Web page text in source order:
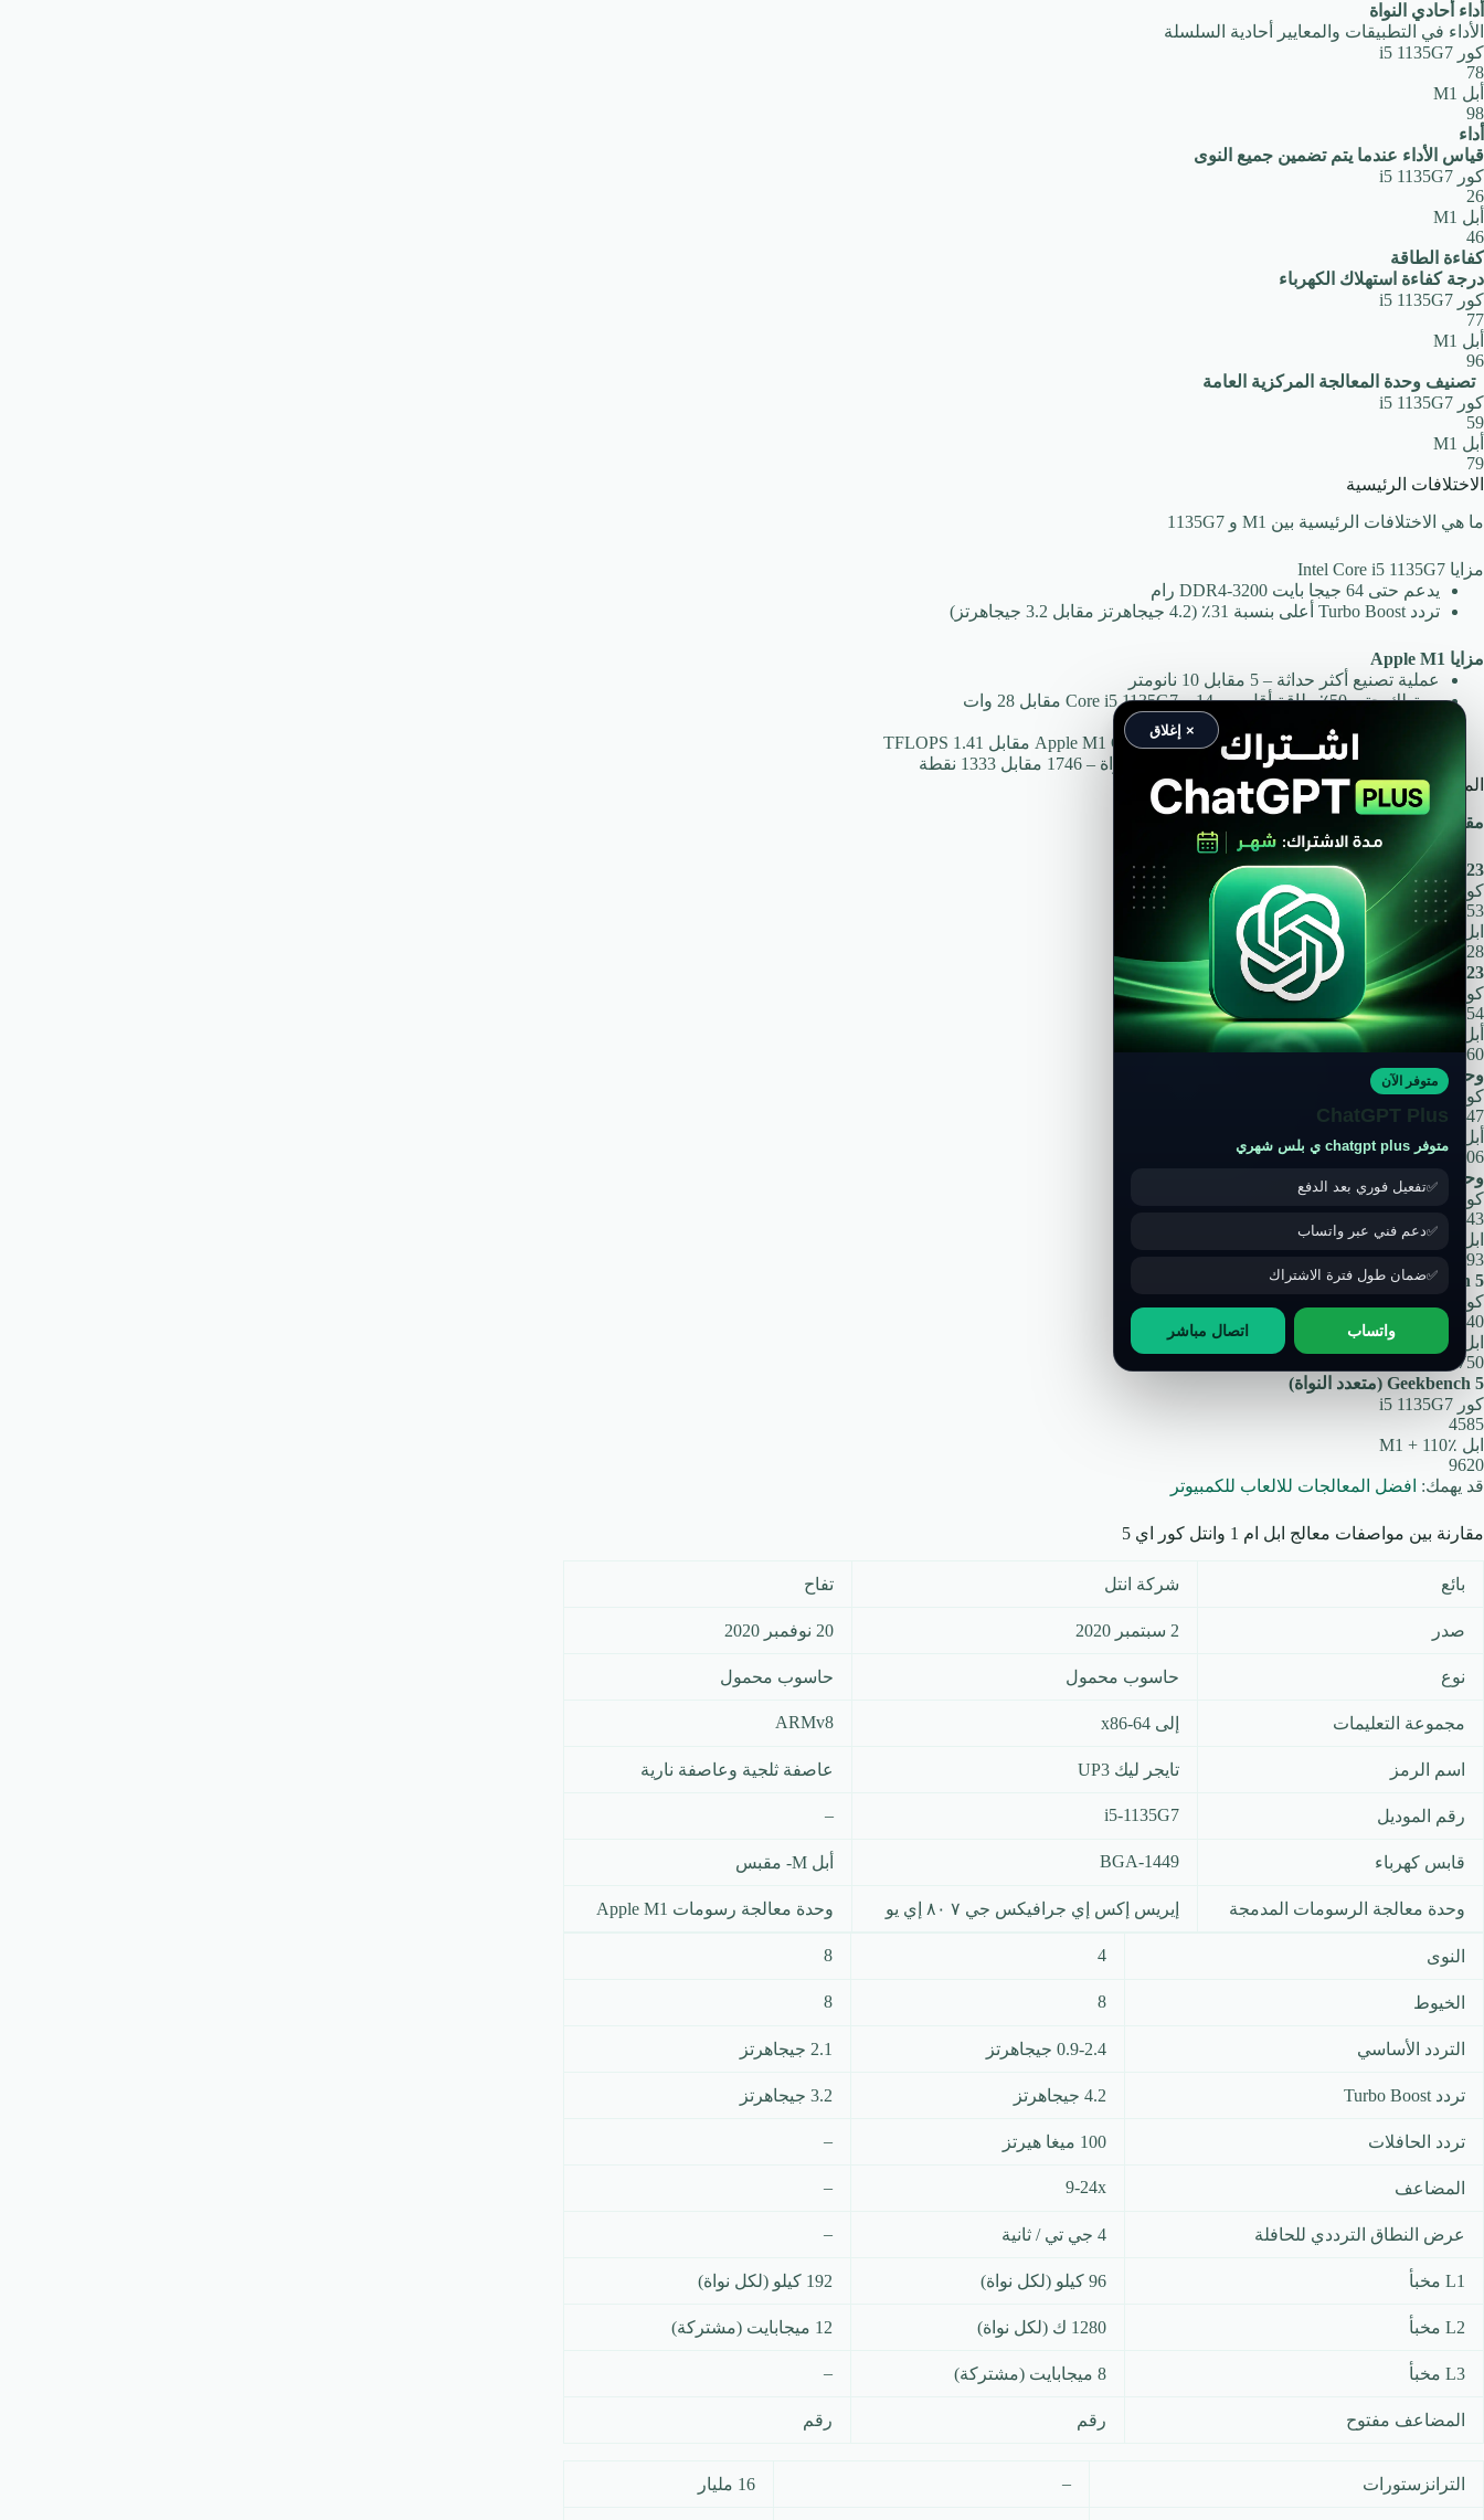
أداء أحادي النواة
الأداء في التطبيقات والمعايير أحادية السلسلة
كور i5 1135G7
78
أبل M1
98
أداء
قياس الأداء عندما يتم تضمين جميع النوى
كور i5 1135G7
26
أبل M1
46
كفاءة الطاقة
درجة كفاءة استهلاك الكهرباء
كور i5 1135G7
77
أبل M1
96
تصنيف وحدة المعالجة المركزية العامة
كور i5 1135G7
59
أبل M1
79
الاختلافات الرئيسية
ما هي الاختلافات الرئيسية بين M1 و 1135G7
مزايا Intel Core i5 1135G7
يدعم حتى 64 جيجا بايت DDR4-3200 رام
تردد Turbo Boost أعلى بنسبة 31٪ (4.2 جيجاهرتز مقابل 3.2 جيجاهرتز)
مزايا Apple M1
عملية تصنيع أكثر حداثة – 5 مقابل 10 نانومتر
يستهلك حتى 50٪ طاقة أقل من Core i5 1135G7 – 14 مقابل 28 وات
بطاقة رسومات مدمجة أكثر قوة من Apple M1 GPU: 2.6 مقابل 1.41 TFLOPS
المعايير
مقارنة أداء وحدات المعالجة المركزية في المعايير
Cinebench R23 (أحادي النواة)
كور i5 1135G7
1353
ابل M1
+ 13٪
1528
Cinebench R23 (متعدد النواة)
كور i5 1135G7
5054
أبل M1
+ 54٪
7760
وحدة المعالجة المركزية Passmark (أحادية النواة)
كور i5 1135G7
2747
أبل M1
+ 39٪
3806
وحدة المعالجة المركزية Passmark (متعددة النواة)
كور i5 1135G7
10243
ابل M1
+ 48٪
15193
Geekbench 5 (أحادي النواة)
كور i5 1135G7
1340
ابل M1
+ 31٪
1750
Geekbench 5 (متعدد النواة)
كور i5 1135G7
4585
ابل M1 + 110٪
9620
قد يهمك: افضل المعالجات للالعاب للكمبيوتر
مقارنة بين مواصفات معالج ابل ام 1 وانتل كور اي 5
بائع شركة انتل تفاح
صدر 2 سبتمبر 2020 20 نوفمبر 2020
نوع حاسوب محمول حاسوب محمول
مجموعة التعليمات إلى x86-64 ARMv8
اسم الرمز تايجر ليك UP3 عاصفة ثلجية وعاصفة نارية
رقم الموديل i5-1135G7
–
قابس كهرباء BGA-1449 أبل M- مقبس
وحدة معالجة الرسومات المدمجة إيريس إكس إي جرافيكس جي ٧ ٨٠ إي يو وحدة معالجة رسومات Apple M1
النوى 4
8
الخيوط 8
8
التردد الأساسي 0.9-2.4 جيجاهرتز 2.1 جيجاهرتز
تردد Turbo Boost 4.2 جيجاهرتز 3.2 جيجاهرتز
تردد الحافلات 100 ميغا هيرتز –
المضاعف 9-24x
–
عرض النطاق الترددي للحافلة 4 جي تي / ثانية –
L1 مخبأ 96 كيلو (لكل نواة) 192 كيلو (لكل نواة)
L2 مخبأ 1280 ك (لكل نواة) 12 ميجابايت (مشتركة)
L3 مخبأ 8 ميجابايت (مشتركة) –
المضاعف مفتوح رقم رقم
الترانزستورات – 16 مليار
× إغلاق
متوفر الآن
ChatGPT Plus
متوفر chatgpt plus ي بلس شهري
تفعيل فوري بعد الدفع
دعم فني عبر واتساب
ضمان طول فترة الاشتراك
واتساب اتصال مباشر